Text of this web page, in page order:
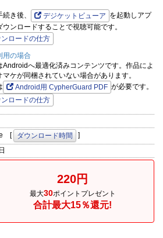
き後、
デジケットビューア を起動しアプ
ウンロードすることで視聴可能です。
ンロードの仕方
用の場合
Androidへ最適化済みコンテンツです。作品によ
マケが同梱されていない場合があります。
Android用 CypherGuard PDF が必要です。
ンロードの仕方
[ ダウンロード時間
]
220円
最大30ポイントプレゼント
合計最大15％還元!